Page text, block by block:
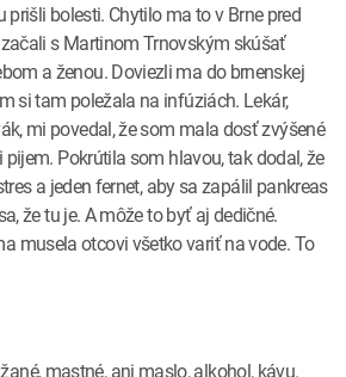
prišli bolesti. Chytilo ma to v Brne pred
s Martinom Trnovským skúšať
a ženou. Doviezli ma do brnenskej
si tam poležala na infúziách. Lekár,
mi povedal, že som mala dosť zvýšené
Pokrútila som hlavou, tak dodal, že
a jeden fernet, aby sa zapálil pankreas
že tu je. A môže to byť aj dedičné.
musela otcovi všetko variť na vode. To
mastné, ani maslo, alkohol, kávu.